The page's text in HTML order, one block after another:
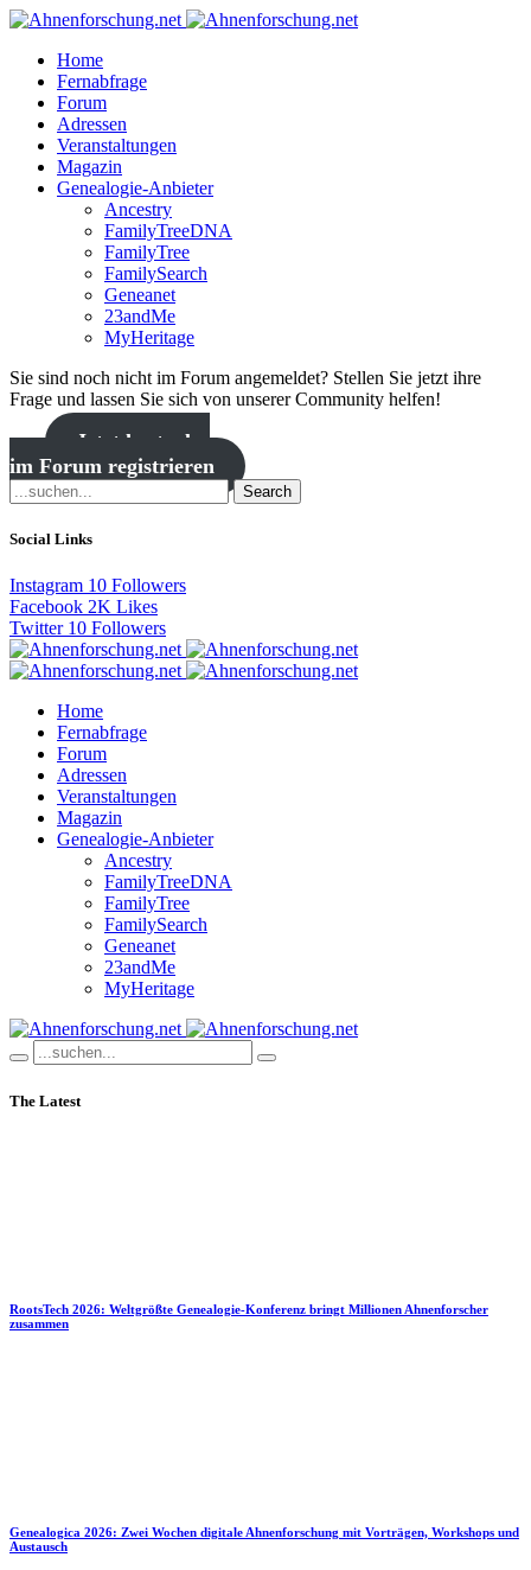
Home
Fernabfrage
Forum
Adressen
Veranstaltungen
Magazin
Genealogie-Anbieter
Ancestry
FamilyTreeDNA
FamilyTree
FamilySearch
Geneanet
23andMe
MyHeritage
Sie sind noch nicht im Forum angemeldet? Stellen Sie jetzt ihre
Frage und lassen Sie sich von unserer Community helfen!
Jetzt kostenlos
im Forum registrieren
Search
Social Links
Instagram 10 Followers
Facebook 2K Likes
Twitter 10 Followers
Home
Fernabfrage
Forum
Adressen
Veranstaltungen
Magazin
Genealogie-Anbieter
Ancestry
FamilyTreeDNA
FamilyTree
FamilySearch
Geneanet
23andMe
MyHeritage
The Latest
RootsTech 2026: Weltgrößte Genealogie-Konferenz bringt Millionen Ahnenforscher
zusammen
Genealogica 2026: Zwei Wochen digitale Ahnenforschung mit Vorträgen, Workshops und
Austausch